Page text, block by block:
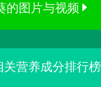
的图片与视频
关营养成分排行榜